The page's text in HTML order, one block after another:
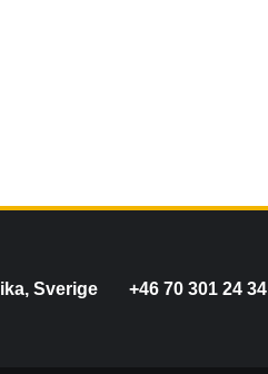
Sverige +46 70 301 24 34